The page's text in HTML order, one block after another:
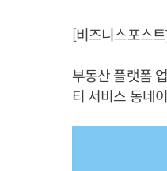
[비즈니스포스
부동산 플랫폼
티 서비스 동네